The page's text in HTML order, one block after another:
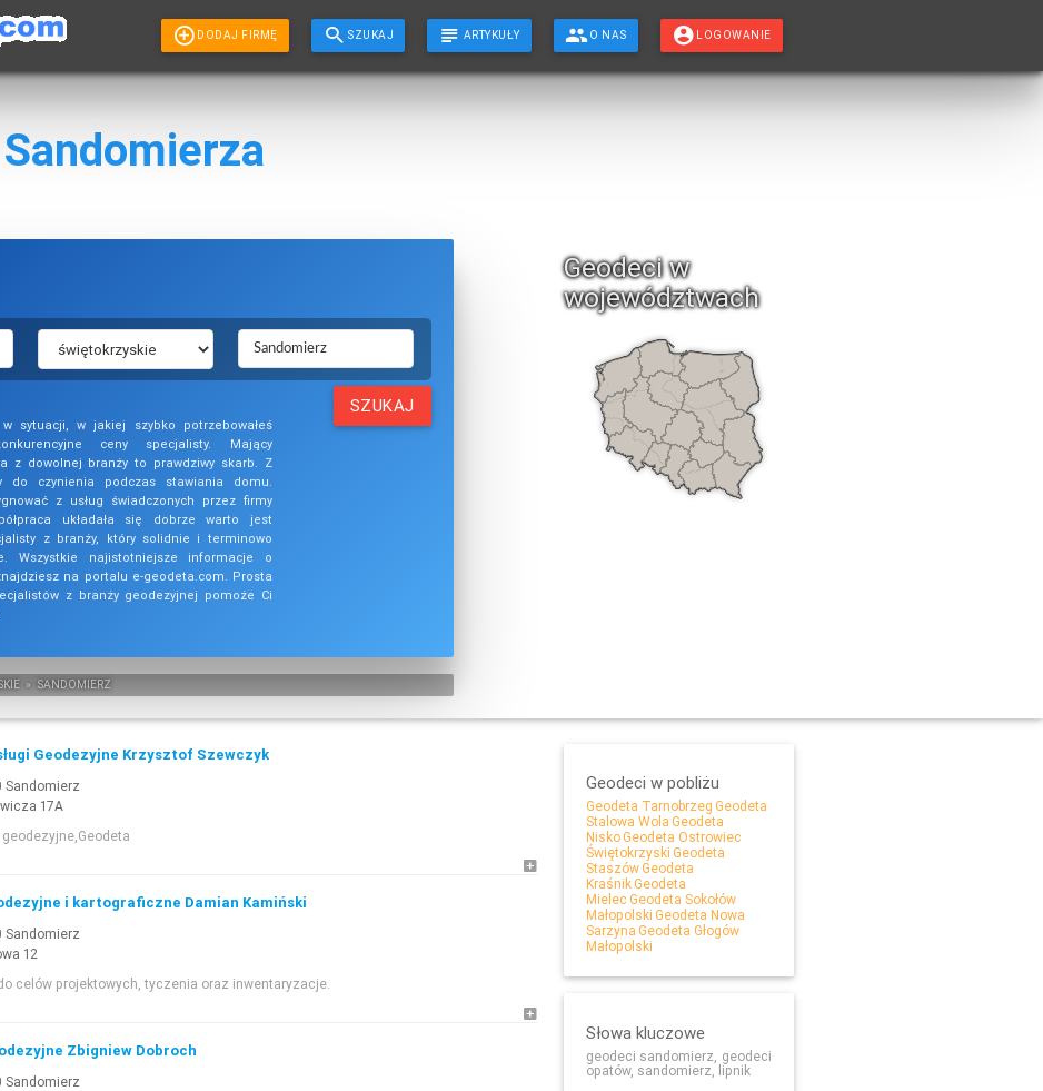
DODAJ FIRMĘ SZUKAJ ARTYKUŁY O NAS LOGOWANIE
sytuacji, w jakiej szybko potrzebowałeś
ceny specjalisty. Mający
z dowolnej branży to prawdziwy skarb. Z
do czynienia podczas stawiania domu.
z usług świadczonych przez firmy
układała się dobrze warto jest
z branży, który solidnie i terminowo
Wszystkie najistotniejsze informacje o
na portalu e-geodeta.com. Prosta
z branży geodezyjnej pomoże Ci
SZUKAJ
Geodeci w
województwach
» SANDOMIERZ
Geodezyjne Krzysztof Szewczyk
Sandomierz
17A
geodezyjne,Geodeta
i kartograficzne Damian Kamiński
Sandomierz
12
celów projektowych, tyczenia oraz inwentaryzacje.
Zbigniew Dobroch
Sandomierz
Geodeci w pobliżu
Geodeta Tarnobrzeg Geodeta
Stalowa Wola Geodeta
Nisko Geodeta Ostrowiec
Świętokrzyski Geodeta
Staszów Geodeta
Kraśnik Geodeta
Mielec Geodeta Sokołów
Małopolski Geodeta Nowa
Sarzyna Geodeta Głogów
Małopolski
Słowa kluczowe
geodeci sandomierz, geodeci
opatów, sandomierz, lipnik